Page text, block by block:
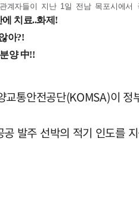
계자들이 지난 1일 전남 목포시에
통안전공단(KOMSA)이
발주 선박의 적기 인도를